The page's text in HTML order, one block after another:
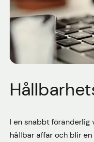
I en snabbt föränderlig
hållbar affär och blir